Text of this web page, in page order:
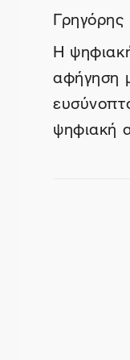
Η
αφήγηση
ψηφιακή